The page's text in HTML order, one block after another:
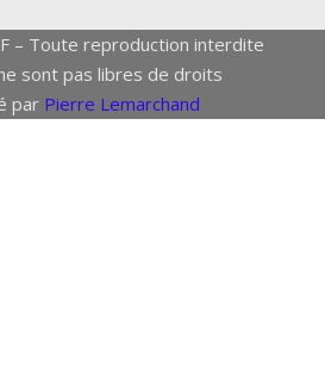
– Toute reproduction interdite
sont pas libres de droits
par Pierre Lemarchand